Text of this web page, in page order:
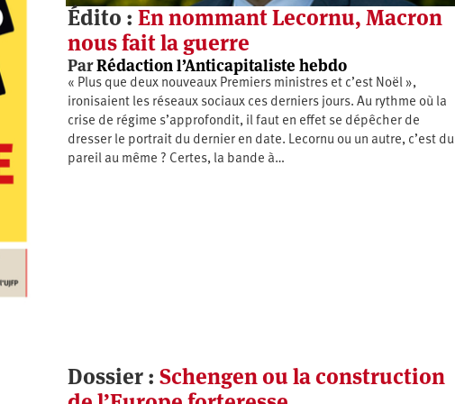
Édito : En nommant Lecornu, Macron
nous fait la guerre
ParRédaction l’Anticapitaliste hebdo
« Plus que deux nouveaux Premiers ministres et c’est Noël »,
ironisaient les réseaux sociaux ces derniers jours. Au rythme où la
crise de régime s’approfondit, il faut en effet se dépêcher de
dresser le portrait du dernier en date. Lecornu ou un autre, c’est du
pareil au même ? Certes, la bande à…
Dossier : Schengen ou la construction